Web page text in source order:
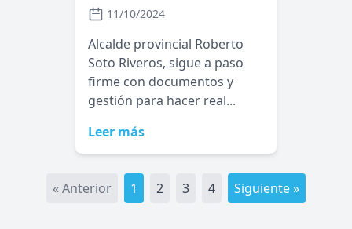
11/10/2024
Alcalde provincial Roberto
Soto Riveros, sigue a paso
firme con documentos y
gestión para hacer real...
Leer más
« Anterior 1 2 3 4 Siguiente »